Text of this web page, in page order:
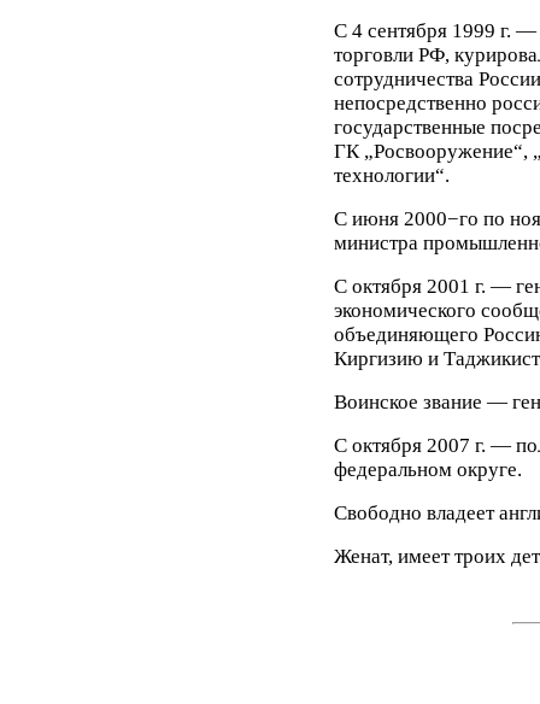
С 4 сентября 1999 г. —
торговли РФ,
сотрудничества
непосредственно
государственные
ГК „Росвооружение“,
технологии“.
С июня 2000−го по
министра
C октября 2001 г. —
экономического
объединяющего
Киргизию и
Воинское звание —
С октября 2007 г. —
федеральном округе.
Свободно владеет
Женат, имеет троих